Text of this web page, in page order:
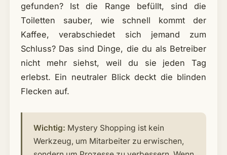
gefunden? Ist die Range befüllt, sind die
Toiletten sauber, wie schnell kommt der
Kaffee, verabschiedet sich jemand zum
Schluss? Das sind Dinge, die du als Betreiber
nicht mehr siehst, weil du sie jeden Tag
erlebst. Ein neutraler Blick deckt die blinden
Flecken auf.
Wichtig: Mystery Shopping ist kein
Werkzeug, um Mitarbeiter zu erwischen,